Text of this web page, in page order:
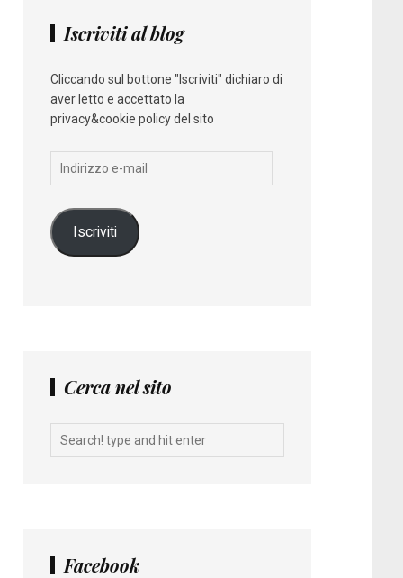
Iscriviti al blog
Cliccando sul bottone "Iscriviti" dichiaro di
aver letto e accettato la
privacy&cookie policy del sito
Indirizzo
Iscriviti
Cerca nel sito
Facebook